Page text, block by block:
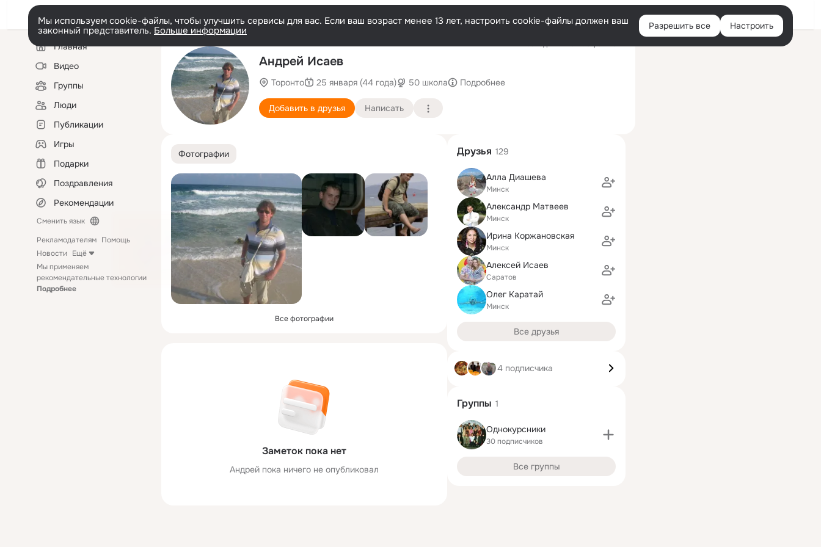
Войти
Мы используем cookie-файлы, чтобы улучшить сервисы для вас. Если ваш возраст менее 13 лет, настроить cookie-файлы должен ваш
законный представитель. Больше информации Разрешить все Настроить
Левая
колонкаГлавная
Видео
Группы
Люди
Публикации
Игры
Подарки
Поздравления
Рекомендации
Сменить язык
Рекламодателям Помощь
Новости Ещё
Мы применяем
рекомендательные технологии
Подробнее
Андрей Исаев
Торонто 25 января (44 года) 50 школа Подробнее
Добавить в друзья Написать
Фотографии
Все фотографии
Заметок пока нет
Андрей пока ничего не опубликовал
Друзья 129
Алла Диашева
Минск
Александр Матвеев
Минск
Ирина Коржановская
Минск
Алексей Исаев
Саратов
Олег Каратай
Минск
Все друзья
4 подписчика
Группы 1
Однокурсники
30 подписчиков
Все группы